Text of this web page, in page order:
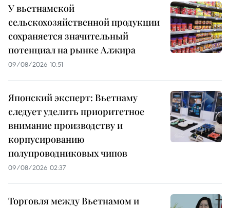
У вьетнамской
сельскохозяйственной продукции
сохраняется значительный
потенциал на рынке Алжира
09/08/2026 10:51
Японский эксперт: Вьетнаму
следует уделить приоритетное
внимание производству и
корпусированию
полупроводниковых чипов
09/08/2026 02:37
Торговля между Вьетнамом и